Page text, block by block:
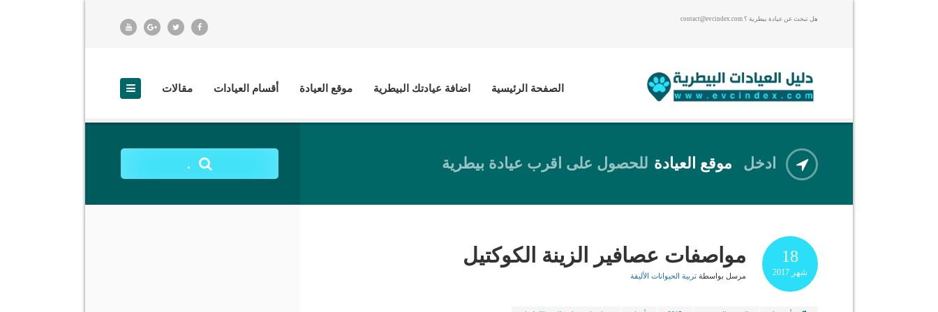
هل تبحث عن عيادة بيطرية ؟ contact@evcindex.com
الصفحة الرئيسية اضافة عيادتك البيطرية موقع العيادة أقسام العيادات مقالات
ادخل موقع العيادة للحصول على اقرب عيادة بيطرية .
18
شهر 2017
مواصفات عصافير الزينة الكوكتيل
مرسل بواسطة تربية الحيوانات الأليفة